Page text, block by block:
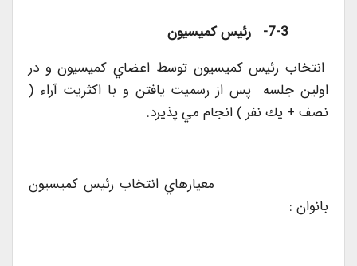
7-3- رئيس كميسيون
انتخاب رئيس كميسيون توسط اعضاي كميسيون و در
اولين جلسه پس از رسميت يافتن و با اكثريت آراء (
نصف + يك نفر ) انجام مي پذيرد.
معيارهاي انتخاب رئيس كميسيون
بانوان :